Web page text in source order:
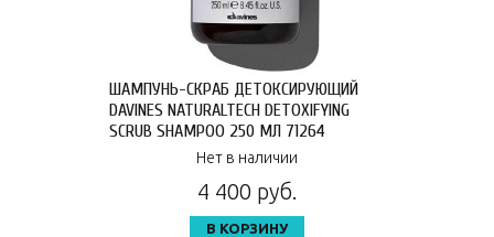
ШАМПУНЬ-СКРАБ ДЕТОКСИРУЮЩИЙ
DAVINES NATURALTECH DETOXIFYING
SCRUB SHAMPOO 250 МЛ 71264
Нет в наличии
4 400 руб.
В КОРЗИНУ